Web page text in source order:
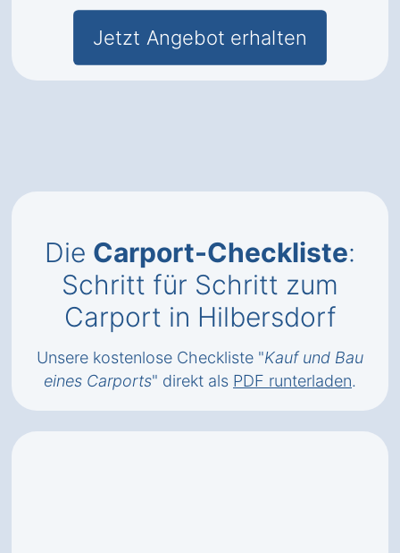
Jetzt Angebot erhalten
Die Carport-Checkliste:
Schritt für Schritt zum
Carport in Hilbersdorf
Unsere kostenlose Checkliste "Kauf und Bau
eines Carports" direkt als PDF runterladen.